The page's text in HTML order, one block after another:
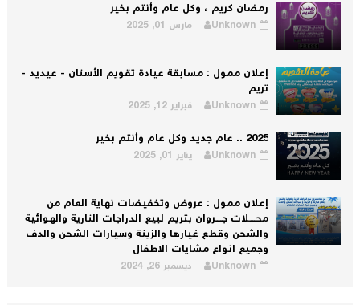
رمضان كريم ، وكل عام وأنتم بخير
Unknown مارس 01, 2025
إعلان ممول : مسابقة عيادة تقويم الأسنان - عيديد -
تريم
Unknown فبراير 12, 2025
2025 .. عام جديد وكل عام وأنتم بخير
Unknown يناير 01, 2025
إعلان ممول : عروض وتخفيضات نهاية العام من
محــــلات جــــروان بتريم لبيع الدراجات النارية والهوائية
والشحن وقطع غيارها والزينة وسيارات الشحن والدف
وجميع انواع مشايات الاطفال
Unknown ديسمبر 26, 2024